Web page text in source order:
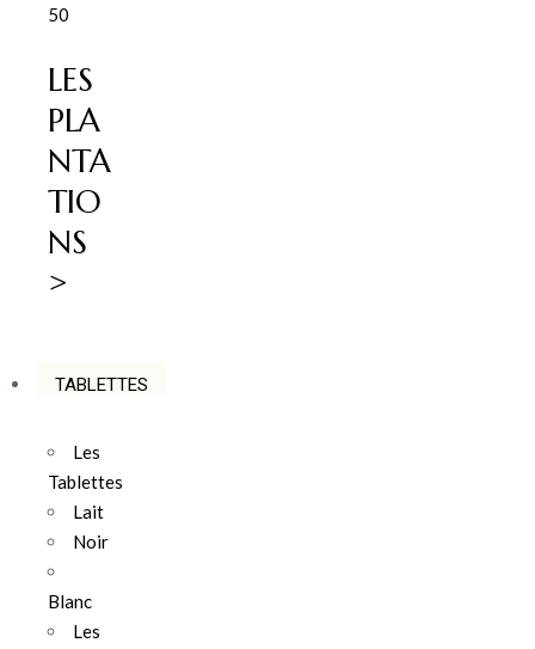
LES
PLA
NTA
TIO
NS
>
TABLETTES
Les
Tablettes
Lait
Noir
Blanc
Les